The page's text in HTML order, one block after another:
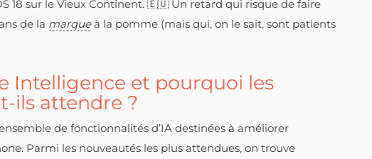
18 sur le Vieux Continent. 🇪🇺 Un retard qui risque de faire
de la marqueà la pomme (mais qui, on le sait, sont patients
Intelligence et pourquoi les
ils attendre ?
de fonctionnalités d’IA destinées à améliorer
Parmi les nouveautés les plus attendues, on trouve